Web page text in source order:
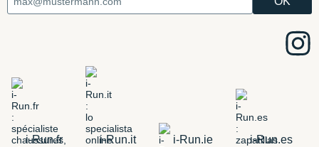
i-Run.fr i-Run.it i-Run.ie i-Run.es